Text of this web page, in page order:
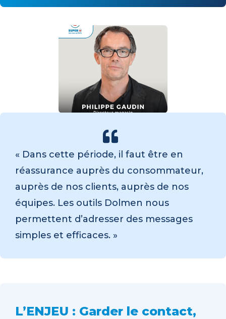
« Dans cette période, il faut être en
réassurance auprès du consommateur,
auprès de nos clients, auprès de nos
équipes. Les outils Dolmen nous
permettent d’adresser des messages
simples et efficaces. »
L’ENJEU : Garder le contact,